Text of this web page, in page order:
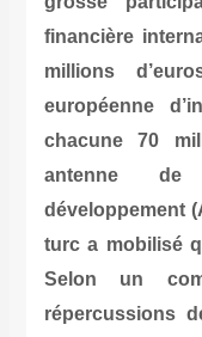
financière
millions
européenne
chacune 70
antenne de
développement
turc a mobilisé
Selon un
répercussions